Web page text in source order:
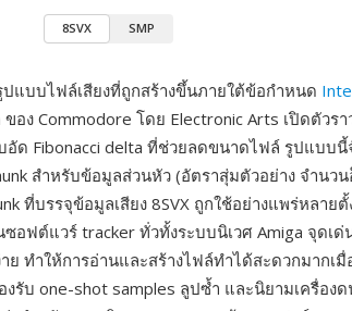
8SVX SMP
ปแบบไฟล์เสียงที่ถูกสร้างขึ้นภายใต้ข้อกำหนด
อง Commodore โดย Electronic Arts เปิดตัวรา
ด Fibonacci delta ที่ช่วยลดขนาดไฟล์ รูปแบบนี้
สำหรับข้อมูลส่วนหัว (อัตราสุ่มตัวอย่าง จำนว
ที่บรรจุข้อมูลเสียง 8SVX ถูกใช้อย่างแพร่หลาย
ซอฟต์แวร์ tracker ทั่วทั้งระบบนิเวศ Amiga จุดเ
ย ทำให้การอ่านและสร้างไฟล์ทำได้สะดวกมากเ
รับ one-shot samples ลูปซ้ำ และนิยามเครื่อง